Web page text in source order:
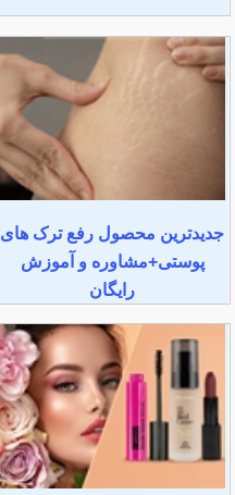
جدیدترین محصول رفع ترک های
پوستی+مشاوره و آموزش
رایگان